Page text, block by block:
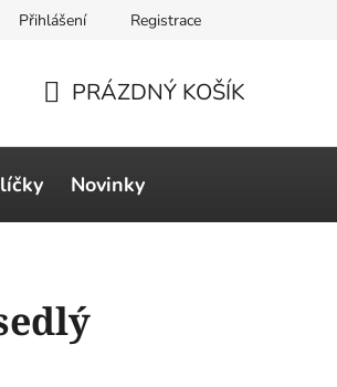
Přihlášení Registrace
KOŠÍK
PRÁZDNÝ KOŠÍK
Novinky